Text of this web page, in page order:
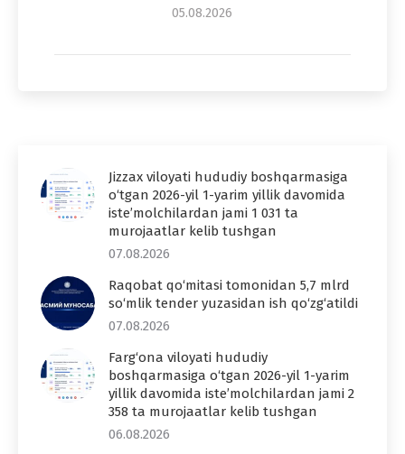
05.08.2026
Jizzax viloyati hududiy boshqarmasiga
o‘tgan 2026-yil 1-yarim yillik davomida
iste’molchilardan jami 1 031 ta
murojaatlar kelib tushgan
07.08.2026
Raqobat qo‘mitasi tomonidan 5,7 mlrd
so‘mlik tender yuzasidan ish qo‘zg‘atildi
07.08.2026
Farg‘ona viloyati hududiy
boshqarmasiga o‘tgan 2026-yil 1-yarim
yillik davomida iste’molchilardan jami 2
358 ta murojaatlar kelib tushgan
06.08.2026